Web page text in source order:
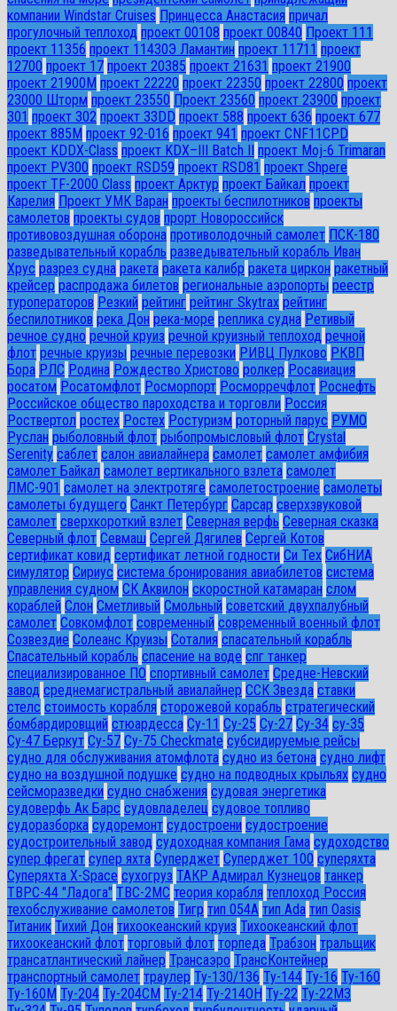
компании Windstar Cruises Принцесса Анастасия причал
прогулочный теплоход проект 00108 проект 00840 Проект 111
проект 11356 проект 11430Э Ламантин проект 11711 проект
12700 проект 17 проект 20385 проект 21631 проект 21900
проект 21900М проект 22220 проект 22350 проект 22800 проект
23000 Шторм проект 23550 Проект 23560 проект 23900 проект
301 проект 302 проект 33DD проект 588 проект 636 проект 677
проект 885М проект 92-016 проект 941 проект CNF11CPD
проект KDDX-Class проект KDX–III Batch II
проект Moj-6 Trimaran
проект PV300 проект RSD59 проект RSD81 проект Shpere
проект TF-2000 Class проект Арктур проект Байкал проект
Карелия Проект УМК Варан проекты беспилотников проекты
самолетов проекты судов прорт Новороссийск
противовоздушная оборона противолодочный самолет ПСК-180
разведывательный корабль разведывательный корабль Иван
Хрус разрез судна ракета ракета калибр ракета циркон ракетный
крейсер распродажа билетов региональные аэропорты реестр
туроператоров Резкий рейтинг рейтинг Skytrax рейтинг
беспилотников река Дон река-море реплика судна Ретивый
речное судно речной круиз речной круизный теплоход речной
флот речные круизы речные перевозки РИВЦ Пулково РКВП
Бора РЛС Родина Рождество Христово ролкер Росавиация
росатом Росатомфлот Росморпорт Росморречфлот Роснефть
Российское общество пароходства и торговли Россия
Роствертол ростех Ростех Ростуризм роторный парус РУМО
Руслан рыболовный флот рыбопромысловый флот Сrystal
Serenity саблет салон авиалайнера самолет самолет амфибия
самолет Байкал самолет вертикального взлета самолет
ЛМС-901 самолет на электротяге самолетостроение самолеты
самолеты будущего Санкт Петербург Сарсар сверхзвуковой
самолет сверхкороткий взлет Северная верфь Северная сказка
Северный флот Севмаш Сергей Дягилев Сергей Котов
сертификат ковид сертификат летной годности Си Тех СибНИА
симулятор Сириус система бронирования авиабилетов система
управления судном СК Аквилон скоростной катамаран слом
кораблей Слон Сметливый Смольный советский двухпалубный
самолет Совкомфлот современный современный военный флот
Созвездие Солеанс Круизы Соталия спасательный корабль
Спасательный корабль спасение на воде спг танкер
специализированное ПО спортивный самолет Средне-Невский
завод среднемагистральный авиалайнер ССК Звезда ставки
стелс стоимость корабля сторожевой корабль стратегический
бомбардировщий стюардесса Су-11 Су-25 Су-27 Су-34 су-35
Су-47 Беркут Су-57 Су-75 Checkmate субсидируемые рейсы
судно для обслуживания атомфлота судно из бетона судно лифт
судно на воздушной подушке судно на подводных крыльях судно
сейсморазведки судно снабжения судовая энергетика
судоверфь Ак Барс судовладелец судовое топливо
судоразборка судоремонт судостроени судостроение
судостроительный завод судоходная компания Гама судоходство
супер фрегат супер яхта Суперджет Суперджет 100 суперяхта
Суперяхта X-Space сухогруз ТАКР Адмирал Кузнецов танкер
ТВРС-44 "Ладога" ТВС-2МС теория корабля теплоход Россия
техобслуживание самолетов Тигр тип 054А тип Ada тип Oasis
Титаник Тихий Дон тихоокеанский круиз Тихоокеанский флот
тихоокеанский флот торговый флот торпеда Трабзон тральщик
трансатлантический лайнер Трансаэро ТрансКонтейнер
транспортный самолет траулер Ту-130/136 Ту-144 Ту-16 Ту-160
Ту-160М Ту-204 Ту-204СМ Ту-214 Ту-214ОН Ту-22 Ту-22М3